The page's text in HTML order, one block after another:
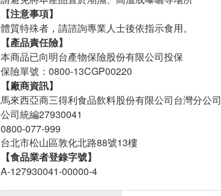
【注意事項】
體質特殊者，請諮詢專業人士後依指示食用。
【產品責任險】
本商品已向明台產物保險股份有限公司投保
保險單號：0800-13CGP00220
【廠商資訊】
馬來西亞商三得利食品飲料股份有限公司台灣分公司
公司統編27930041
0800-077-999
台北市松山區敦化北路88號13樓
【食品業者登錄字號】
A-127930041-00000-4